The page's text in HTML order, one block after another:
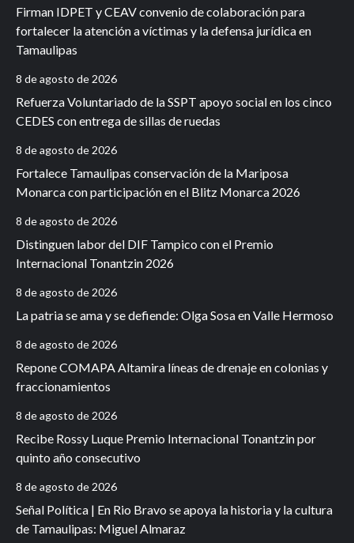
Firman IDPET y CEAV convenio de colaboración para
fortalecer la atención a víctimas y la defensa jurídica en
Tamaulipas
8 de agosto de 2026
Refuerza Voluntariado de la SSPT apoyo social en los cinco
CEDES con entrega de sillas de ruedas
8 de agosto de 2026
Fortalece Tamaulipas conservación de la Mariposa
Monarca con participación en el Blitz Monarca 2026
8 de agosto de 2026
Distinguen labor del DIF Tampico con el Premio
Internacional Tonantzin 2026
8 de agosto de 2026
La patria se ama y se defiende: Olga Sosa en Valle Hermoso
8 de agosto de 2026
Repone COMAPA Altamira líneas de drenaje en colonias y
fraccionamientos
8 de agosto de 2026
Recibe Rossy Luque Premio Internacional Tonantzin por
quinto año consecutivo
8 de agosto de 2026
Señal Política | En Rio Bravo se apoya la historia y la cultura
de Tamaulipas: Miguel Almaraz